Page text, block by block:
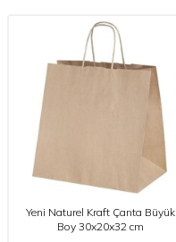
Yeni Naturel Kraft Çanta Büyük
Boy 30x20x32 cm